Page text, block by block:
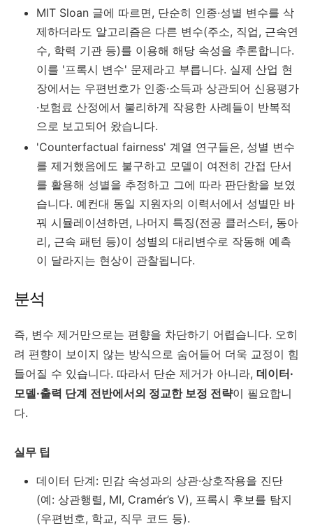
MIT Sloan 글에 따르면, 단순히 인종·성별 변수를 삭
제하더라도 알고리즘은 다른 변수(주소, 직업, 근속연
수, 학력 기관 등)를 이용해 해당 속성을 추론합니다.
이를 '프록시 변수' 문제라고 부릅니다. 실제 산업 현
장에서는 우편번호가 인종·소득과 상관되어 신용평가
·보험료 산정에서 불리하게 작용한 사례들이 반복적
으로 보고되어 왔습니다.
'Counterfactual fairness' 계열 연구들은, 성별 변수
를 제거했음에도 불구하고 모델이 여전히 간접 단서
를 활용해 성별을 추정하고 그에 따라 판단함을 보였
습니다. 예컨대 동일 지원자의 이력서에서 성별만 바
꿔 시뮬레이션하면, 나머지 특징(전공 클러스터, 동아
리, 근속 패턴 등)이 성별의 대리변수로 작동해 예측
이 달라지는 현상이 관찰됩니다.
분석
즉, 변수 제거만으로는 편향을 차단하기 어렵습니다. 오히
려 편향이 보이지 않는 방식으로 숨어들어 더욱 교정이 힘
들어질 수 있습니다. 따라서 단순 제거가 아니라, 데이터·
모델·출력 단계 전반에서의 정교한 보정 전략이 필요합니
다.
실무 팁
데이터 단계: 민감 속성과의 상관·상호작용을 진단
(예: 상관행렬, MI, Cramér’s V), 프록시 후보를 탐지
(우편번호, 학교, 직무 코드 등).